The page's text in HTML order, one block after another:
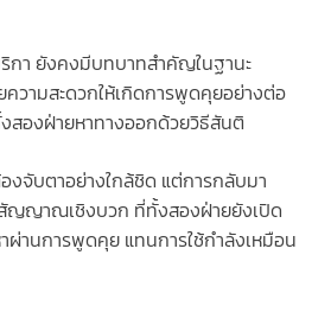
กา ยังคงมีบทบาทสำคัญในฐานะ
วามสะดวกให้เกิดการพูดคุยอย่างต่อ
สองฝ่ายหาทางออกด้วยวิธีสันติ
จับตาอย่างใกล้ชิด แต่การกลับมา
ญญาณเชิงบวก ที่ทั้งสองฝ่ายยังเปิด
ผ่านการพูดคุย แทนการใช้กำลังเหมือน